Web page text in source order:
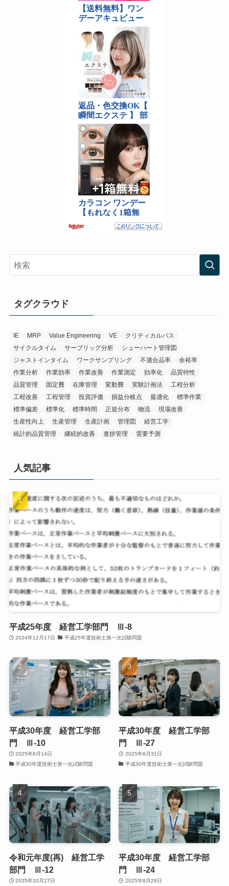
タグクラウド
IE MRP Value Engineering VE
クリティカルパス
サイクルタイム
サーブリッグ分析
シューハート管理図
ジャストインタイム
ワークサンプリング 不適合品率
余裕率
作業分析
作業効率 作業改善 作業測定 効率化
品質特性
品質管理
固定費 在庫管理 変動費 実験計画法
工程分析
工程改善
工程管理 投資評価 損益分岐点 最適化
標準作業
標準偏差
標準化 標準時間 正規分布 物流
現場改善
生産性向上
生産管理 生産計画 管理図
経営工学
統計的品質管理
継続的改善 進捗管理 需要予測
人気記事
平成25年度 経営工学部門 Ⅲ-8
2024年12月17日 平成25年度技術士第一次試験問題
平成30年度 経営工学部
門 Ⅲ-10
2025年8月14日
平成30年度技術士第一次試験問題
平成30年度 経営工学部
門 Ⅲ-27
2025年8月31日
平成30年度技術士第一次試験問題
令和元年度(再) 経営工学
部門 Ⅲ-12
2025年10月27日
平成30年度 経営工学部
門 Ⅲ-24
2025年8月28日